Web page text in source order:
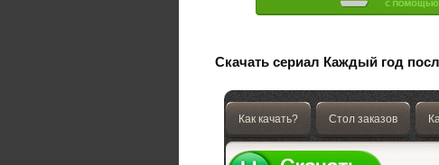
Скачать сериал Каждый год
Как качать? Стол заказов